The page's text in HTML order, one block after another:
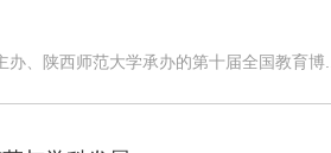
、陕西师范大学承办的第十届全国教育博...